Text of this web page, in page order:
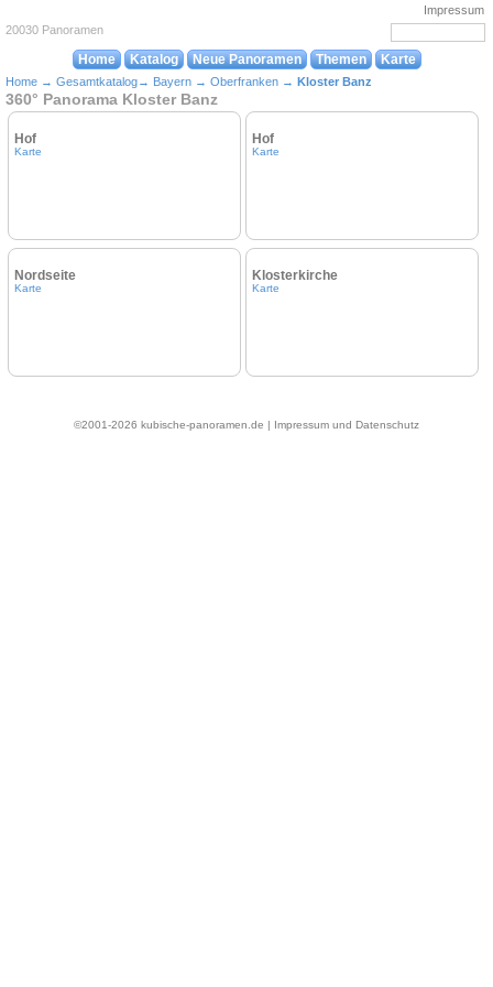
Impressum
20030 Panoramen
Home Katalog Neue Panoramen Themen Karte
Home → Gesamtkatalog→ Bayern → Oberfranken → Kloster Banz
360° Panorama Kloster Banz
Hof
Karte
Hof
Karte
Nordseite
Karte
Klosterkirche
Karte
©2001-2026 kubische-panoramen.de | Impressum und Datenschutz